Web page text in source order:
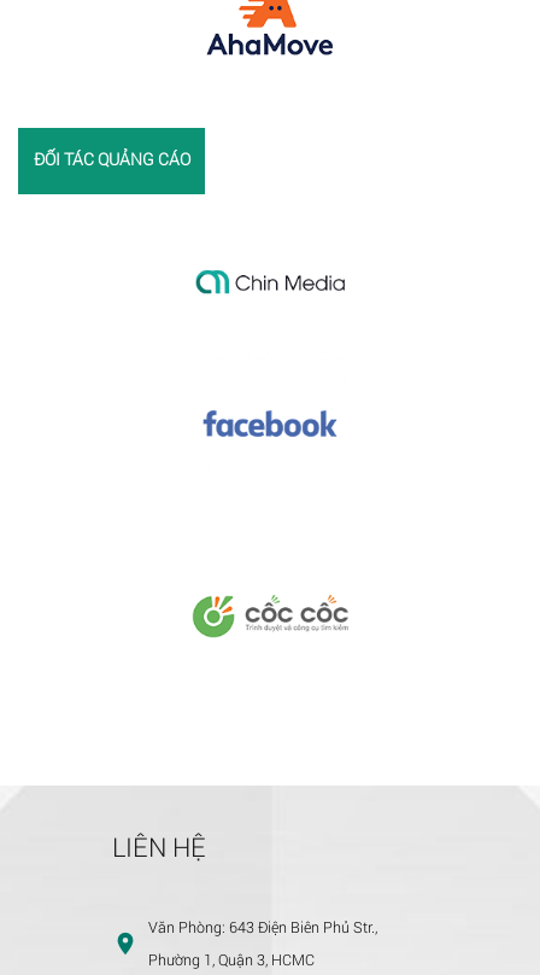
ĐỐI TÁC QUẢNG CÁO
LIÊN HỆ
Văn Phòng: 643 Điện Biên Phủ Str.,
Phường 1, Quận 3, HCMC